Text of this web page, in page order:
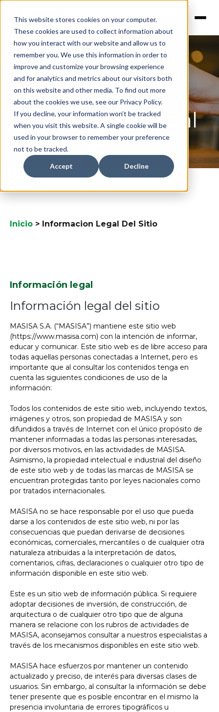
This website stores cookies on your computer.
These cookies are used to collect information about
how you interact with our website and allow us to
remember you. We use this information in order to
improve and customize your browsing experience
and for analytics and metrics about our visitors both
on this website and other media. To find out more
about the cookies we use, see our Privacy Policy.
If you decline, your information won’t be tracked
when you visit this website. A single cookie will be
used in your browser to remember your preference
not to be tracked.
Accept Decline
Información legal
del sitio
Inicio > Informacion Legal Del Sitio
Información legal
Información legal del sitio
MASISA S.A. (“MASISA”) mantiene este sitio web
(https://www.masisa.com) con la intención de informar,
educar y comunicar. Este sitio web es de libre acceso para
todas aquellas personas conectadas a Internet, pero es
importante que al consultar los contenidos tenga en
cuenta las siguientes condiciones de uso de la
información:
Todos los contenidos de este sitio web, incluyendo textos,
imágenes y otros, son propiedad de MASISA y son
difundidos a través de Internet con el único propósito de
mantener informadas a todas las personas interesadas,
por diversos motivos, en las actividades de MASISA.
Asimismo, la propiedad intelectual e industrial del diseño
de este sitio web y de todas las marcas de MASISA se
encuentran protegidas tanto por leyes nacionales como
por tratados internacionales.
MASISA no se hace responsable por el uso que pueda
darse a los contenidos de este sitio web, ni por las
consecuencias que puedan derivarse de decisiones
económicas, comerciales, mercantiles o de cualquier otra
naturaleza atribuidas a la interpretación de datos,
comentarios, cifras, declaraciones o cualquier otro tipo de
información disponible en este sitio web.
Este es un sitio web de información pública. Si requiere
adoptar decisiones de inversión, de construcción, de
arquitectura o de cualquier otro tipo que de alguna
manera se relacione con los rubros de actividades de
MASISA, aconsejamos consultar a nuestros especialistas a
través de los mecanismos disponibles en este sitio web.
MASISA hace esfuerzos por mantener un contenido
actualizado y preciso, de interés para diversas clases de
usuarios. Sin embargo, al consultar la información se debe
tener presente que es posible encontrar en el mismo la
presencia involuntaria de errores tipográficos u